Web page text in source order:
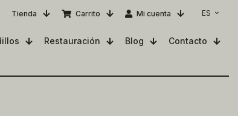
Tienda Carrito Mi cuenta ES
Restauración Blog Contacto